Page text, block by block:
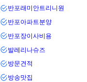
반포래미안트리니원
반포아파트분양
반포장이사비용
발레리나슈즈
방문견적
방송맛집